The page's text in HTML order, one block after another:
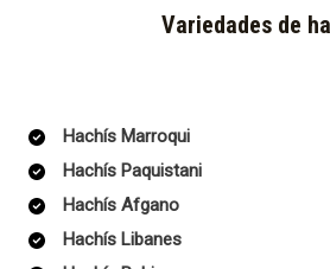
Variedades de
Hachís Marroqui
Hachís Paquistani
Hachís Afgano
Hachís Libanes